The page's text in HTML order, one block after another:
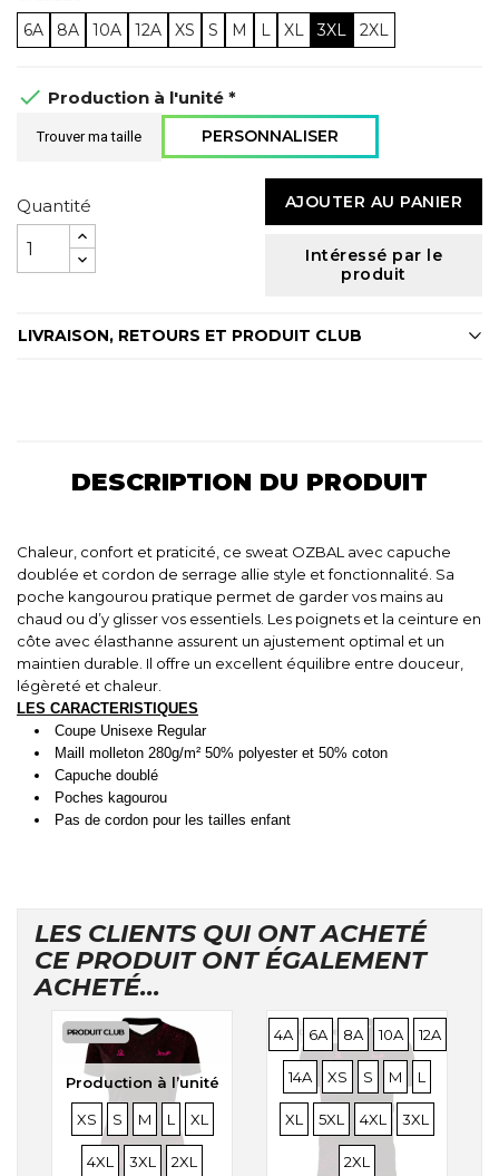
6A 8A 10A 12A XS S M L XL 3XL 2XL
 Production à l'unité *
Trouver ma taille PERSONNALISER
Quantité AJOUTER AU PANIER
Intéressé par le
produit
LIVRAISON, RETOURS ET PRODUIT CLUB
DESCRIPTION DU PRODUIT
Chaleur, confort et praticité, ce sweat OZBAL avec capuche
doublée et cordon de serrage allie style et fonctionnalité. Sa
poche kangourou pratique permet de garder vos mains au
chaud ou d’y glisser vos essentiels. Les poignets et la ceinture en
côte avec élasthanne assurent un ajustement optimal et un
maintien durable. Il offre un excellent équilibre entre douceur,
légèreté et chaleur.
LES CARACTERISTIQUES
Coupe Unisexe Regular
Maill molleton 280g/m² 50% polyester et 50% coton
Capuche doublé
Poches kagourou
Pas de cordon pour les tailles enfant
LES CLIENTS QUI ONT ACHETÉ
CE PRODUIT ONT ÉGALEMENT
ACHETÉ...
Production à l’unité
TAILLES
XS
TAILLES
S
TAILLES
M
TAILLES
L
TAILLES
XL
TAILLES
4XL
TAILLES
3XL
TAILLES
2XL
TAILLES
4A
TAILLES
6A
TAILLES
8A
TAILLES
10A
TAILLES
12A
TAILLES
14A
TAILLES
XS
TAILLES
S
TAILLES
M
TAILLES
L
XL
TAILLES
5XL
TAILLES
4XL
TAILLES
3XL
2XL